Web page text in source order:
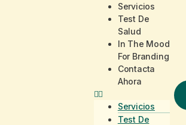
Servicios
Test De
Salud
In The Mood
For Branding
Contacta
Ahora
Servicios
Test De